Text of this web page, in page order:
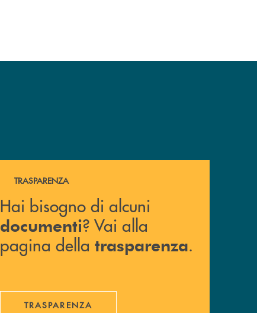
Hai bisogno di alcuni documenti ? Vai alla pagina della
TRASPARENZA
Hai bisogno di alcuni
documenti? Vai alla
pagina della trasparenza.
TRASPARENZA